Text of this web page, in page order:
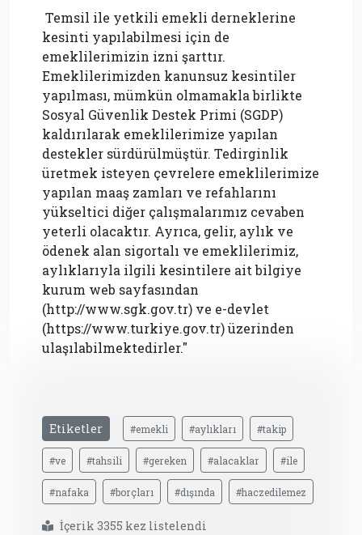
Temsil ile yetkili emekli derneklerine
kesinti yapılabilmesi için de
emeklilerimizin izni şarttır.
Emeklilerimizden kanunsuz kesintiler
yapılması, mümkün olmamakla birlikte
Sosyal Güvenlik Destek Primi (SGDP)
kaldırılarak emeklilerimize yapılan
destekler sürdürülmüştür. Tedirginlik
üretmek isteyen çevrelere emeklilerimize
yapılan maaş zamları ve refahlarını
yükseltici diğer çalışmalarımız cevaben
yeterli olacaktır. Ayrıca, gelir, aylık ve
ödenek alan sigortalı ve emeklilerimiz,
aylıklarıyla ilgili kesintilere ait bilgiye
kurum web sayfasından
(http://www.sgk.gov.tr) ve e-devlet
(https://www.turkiye.gov.tr) üzerinden
ulaşılabilmektedirler."
Etiketler #emekli #aylıkları #takip
#ve #tahsili #gereken #alacaklar #ile
#nafaka #borçları #dışında #haczedilemez
İçerik 3355 kez listelendi